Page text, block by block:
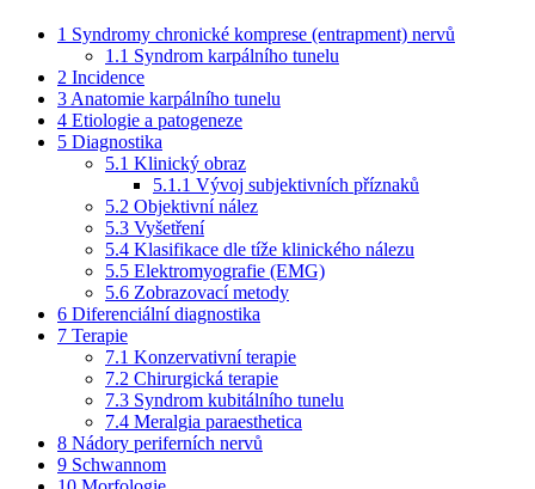
1 Syndromy chronické komprese (entrapment) nervů
1.1 Syndrom karpálního tunelu
2 Incidence
3 Anatomie karpálního tunelu
4 Etiologie a patogeneze
5 Diagnostika
5.1 Klinický obraz
5.1.1 Vývoj subjektivních příznaků
5.2 Objektivní nález
5.3 Vyšetření
5.4 Klasifikace dle tíže klinického nálezu
5.5 Elektromyografie (EMG)
5.6 Zobrazovací metody
6 Diferenciální diagnostika
7 Terapie
7.1 Konzervativní terapie
7.2 Chirurgická terapie
7.3 Syndrom kubitálního tunelu
7.4 Meralgia paraesthetica
8 Nádory periferních nervů
9 Schwannom